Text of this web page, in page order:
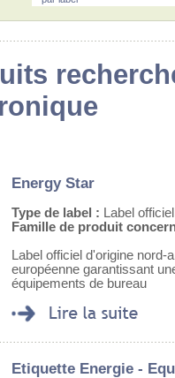
Energy Star
Type de label : Label officiel
Famille de produit
Label officiel d'origine
européenne garantissant
équipements de bureau
Etiquette Energie -